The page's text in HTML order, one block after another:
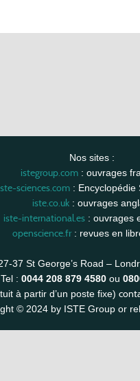
Nos sites :
istegroup.com: ouvrages
sciences.com: Encyclopédie
iste.co.uk : ouvrages
iste-international.es: ouvrages
openscience.fr: revues en
37 St George’s Road –
Tel : 0044 208 879 4580 ou
à partir d’un poste fixe)
© 2024 by ISTE Group or